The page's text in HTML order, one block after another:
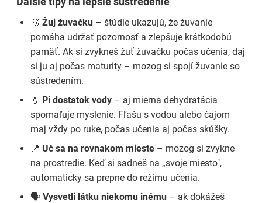
🫧 Žuj žuvačku – štúdie ukazujú, že žuvanie
pomáha udržať pozornosť a zlepšuje krátkodobú
pamäť. Ak si zvykneš žuť žuvačku počas učenia, daj
si ju aj počas maturity – mozog si spojí žuvanie so
sústredením.
💧 Pi dostatok vody – aj mierna dehydratácia
spomaľuje myslenie. Fľašu s vodou alebo čajom
maj vždy po ruke, počas učenia aj počas skúšky.
📍 Uč sa na rovnakom mieste – mozog si zvykne
na prostredie. Keď si sadneš na „svoje miesto",
automaticky sa prepne do režimu učenia.
🗣️ Vysvetli látku niekomu inému – ak dokážeš